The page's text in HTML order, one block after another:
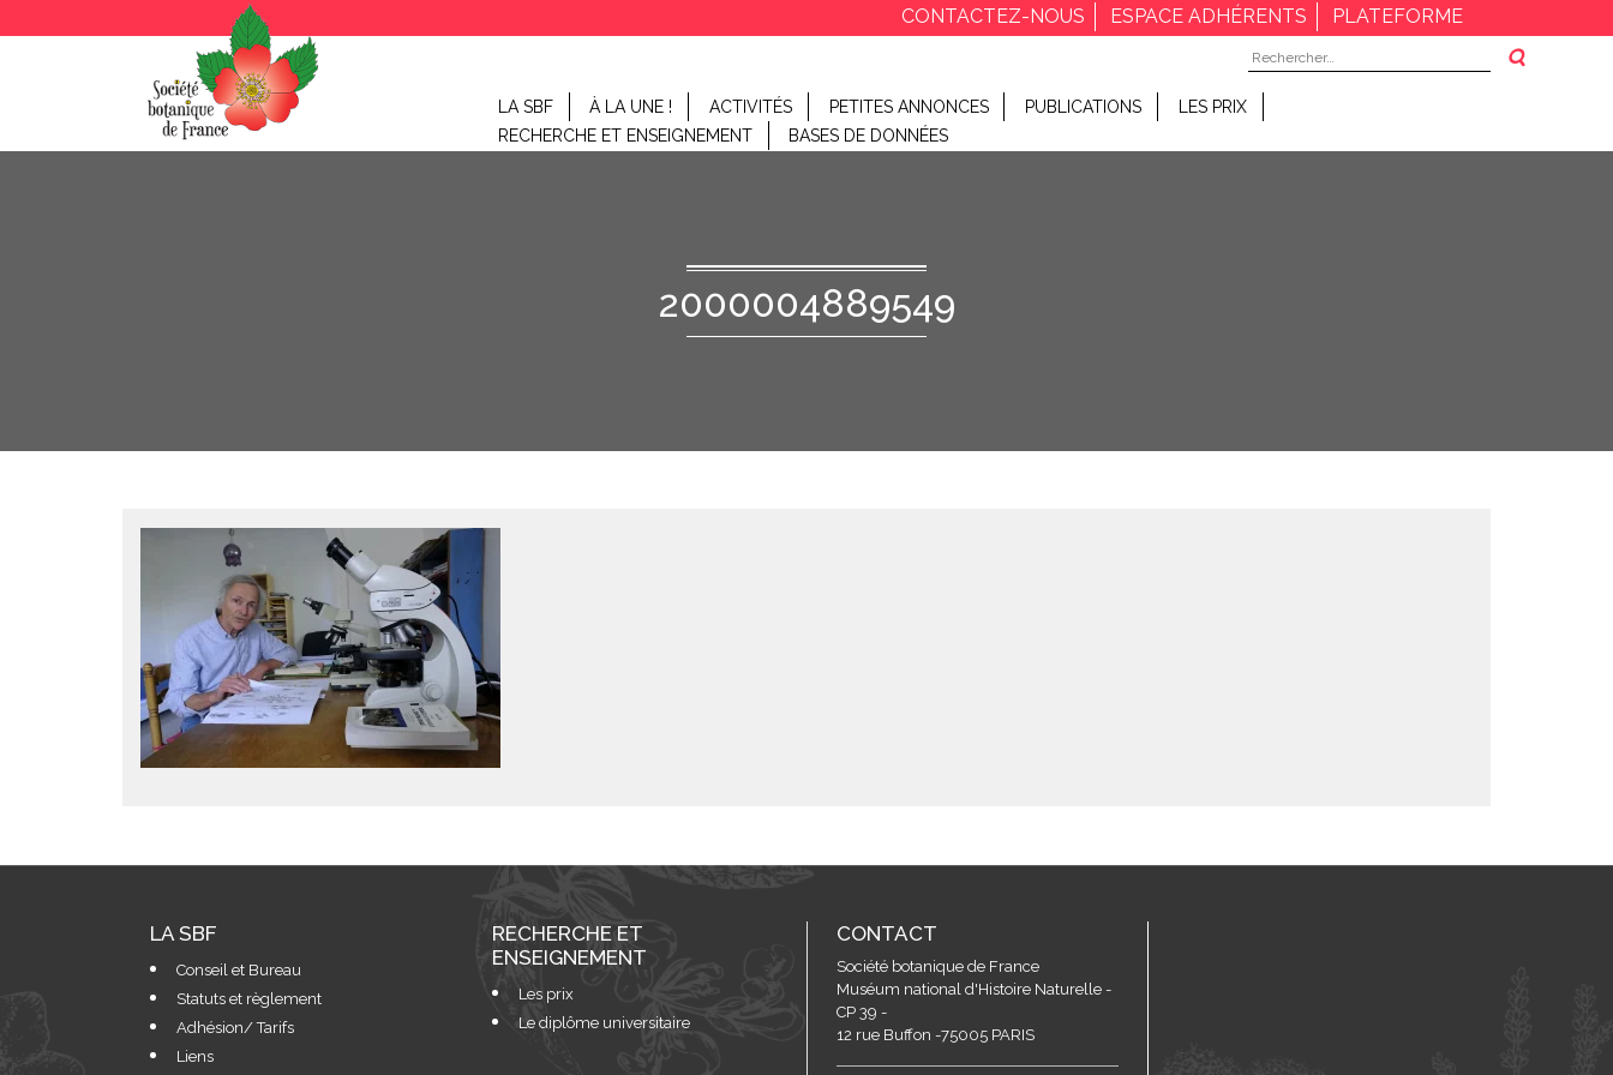
CONTACTEZ-NOUS ESPACE ADHÉRENTS
PLATEFORME
Rechercher :
LA SBF À LA UNE ! ACTIVITÉS PETITES ANNONCES PUBLICATIONS
LES PRIX
RECHERCHE ET ENSEIGNEMENT
BASES DE DONNÉES
2000004889549
LA SBF
Conseil et Bureau
Statuts et règlement
Adhésion/ Tarifs
Liens
RECHERCHE ET
ENSEIGNEMENT
Les prix
Le diplôme universitaire
CONTACT
Société botanique de France
Muséum national d'Histoire Naturelle -
CP 39 -
12 rue Buffon -75005 PARIS